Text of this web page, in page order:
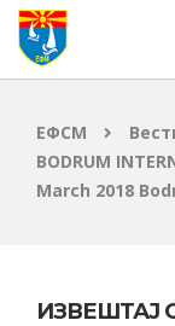
ЕФСМ
BODRUM
March 2018
ИЗВЕШТАЈ